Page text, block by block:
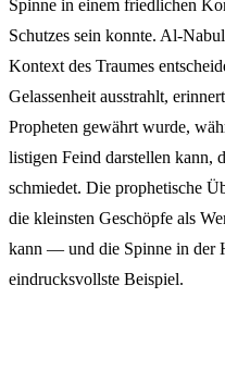
Spinne in einem friedlichen
Schutzes sein konnte. Al-
Kontext des Traumes
Gelassenheit ausstrahlt,
Propheten gewährt wurde,
listigen Feind darstellen kann,
schmiedet. Die prophetische
die kleinsten Geschöpfe als
kann — und die Spinne in der
eindrucksvollste Beispiel.